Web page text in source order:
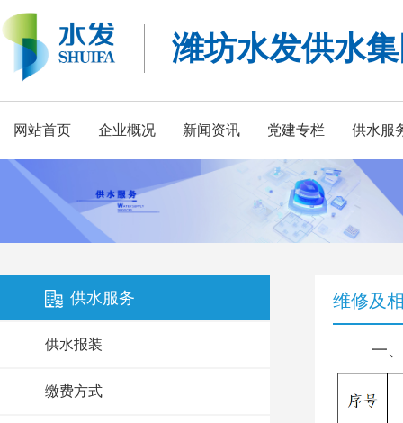
潍坊水发供水
网站首页 企业概况 新闻资讯 党建专栏 供水服
供水服务
供水报装
缴费方式
维修及
一